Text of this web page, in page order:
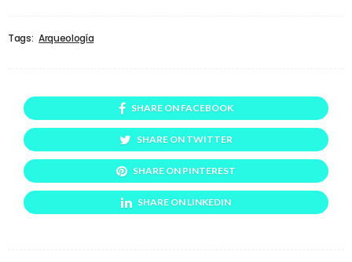
Tags: Arqueología
SHARE ON FACEBOOK
SHARE ON TWITTER
SHARE ON PINTEREST
SHARE ON LINKEDIN